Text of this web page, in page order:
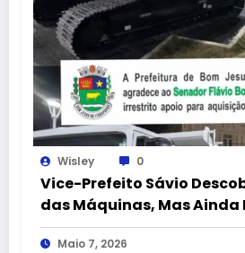
Wisley 0
Vice-Prefeito Sávio
das Máquinas, Mas Ainda
os Remédios
Maio 7, 2026